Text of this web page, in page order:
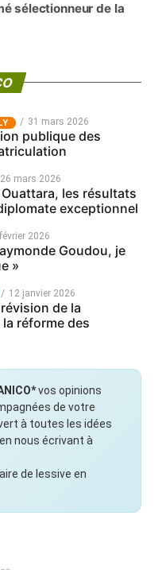
sélectionneur de la
31 mars 2026
publique des
26 mars 2026
les résultats
exceptionnel
2026
Goudou, je
»
12 janvier 2026
de la
réforme des
vos opinions
de votre
à toutes les idées
nous écrivant à
de lessive en